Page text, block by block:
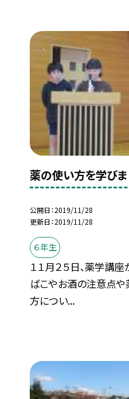
薬の使い方を学び
公開日 2019/11/28
更新日 2019/11/28
６年生
１１月２５日、薬学講座
ばこやお酒の注意点
方につい...